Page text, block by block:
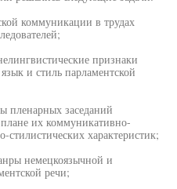
коммуникации в трудах
признаки
и стиль парламентской
пленарных заседаний
их коммуникативно-
характеристик;
немецкоязычной и
речи;